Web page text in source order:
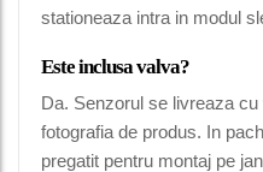
stationeaza intra in modul
Este inclusa valva?
Da. Senzorul se livreaza
fotografia de produs. In
pregatit pentru montaj pe